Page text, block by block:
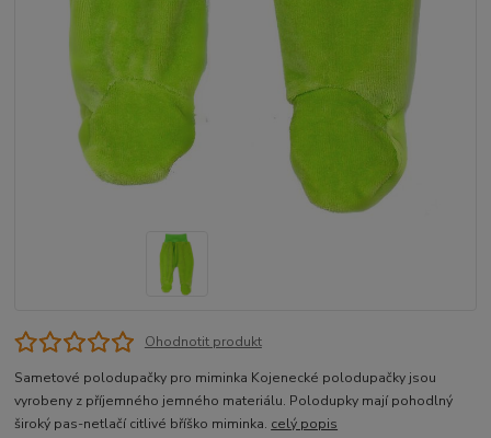
Ohodnotit produkt
Sametové polodupačky pro miminka Kojenecké polodupačky jsou
vyrobeny z příjemného jemného materiálu. Polodupky mají pohodlný
široký pas-netlačí citlivé bříško miminka. celý popis